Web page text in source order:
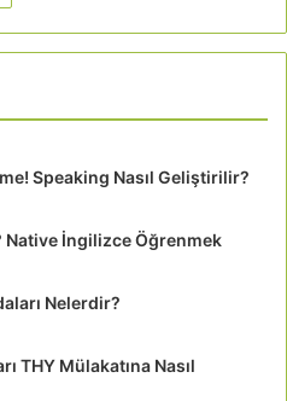
Speaking Nasıl Geliştirilir?
Native İngilizce Öğrenmek
Nelerdir?
THY Mülakatına Nasıl